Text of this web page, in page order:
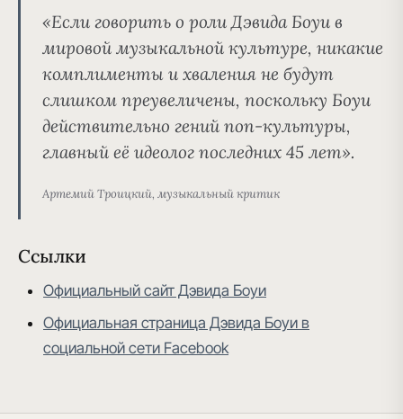
«Если говорить о роли Дэвида Боуи в
мировой музыкальной культуре, никакие
комплименты и хваления не будут
слишком преувеличены, поскольку Боуи
действительно гений поп-культуры,
главный её идеолог последних 45 лет».
Артемий Троицкий, музыкальный критик
Ссылки
Официальный сайт Дэвида Боуи
Официальная страница Дэвида Боуи в
социальной сети Facebook